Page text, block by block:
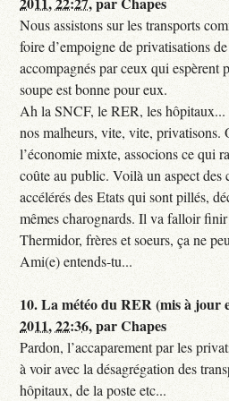
Nous assistons sur les transports
foire d’empoigne de privatisations
accompagnés par ceux qui espèrent
soupe est bonne pour eux.
Ah la SNCF, le RER, les hôpitaux...
nos malheurs, vite, vite, privatisons.
l’économie mixte, associons ce qui
coûte au public. Voilà un aspect des
accélérés des Etats qui sont pillés,
mêmes charognards. Il va falloir
Thermidor, frères et soeurs, ça ne
Ami(e) entends-tu...
10.La météo du RER (mis à jour
2011, 22:36,parChapes
Pardon, l’accaparement par les
à voir avec la désagrégation des
hôpitaux, de la poste etc...